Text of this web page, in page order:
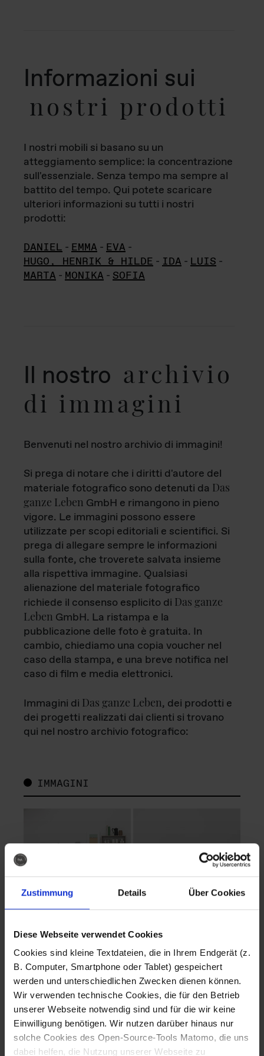
Zustimmung Details Über Cookies
Diese Webseite verwendet Cookies
Cookies sind kleine Textdateien, die in Ihrem Endgerät (z.
B. Computer, Smartphone oder Tablet) gespeichert
werden und unterschiedlichen Zwecken dienen können.
Wir verwenden technische Cookies, die für den Betrieb
unserer Webseite notwendig sind und für die wir keine
Einwilligung benötigen. Wir nutzen darüber hinaus nur
solche Cookies des Open-Source-Tools Matomo, die uns
dabei helfen, die Nutzung unserer Webseite zu
Informazioni sui
nostri prodotti
I nostri mobili si basano su un
atteggiamento semplice: la concentrazione
sull'essenziale. Senza tempo ma sempre al
battito del tempo. Qui potete scaricare
ulteriori informazioni su tutti i nostri
prodotti:
DANIEL - EMMA - EVA -
HUGO, HENRIK & HILDE - IDA - LUIS -
MARTA - MONIKA - SOFIA
Il nostro archivio
di immagini
Benvenuti nel nostro archivio di immagini!
Si prega di notare che i diritti d'autore del
materiale fotografico sono detenuti da Das
ganze Leben GmbH e rimangono in pieno
vigore. Le immagini possono essere
utilizzate per scopi editoriali e scientifici. Si
prega di allegare sempre le informazioni
sulla fonte, che troverete salvata insieme
alla rispettiva immagine. Qualsiasi
alienazione del materiale fotografico
richiede il consenso esplicito di Das ganze
Leben GmbH. La ristampa e la
pubblicazione delle foto è gratuita. In
cambio, chiediamo una copia voucher nel
caso della stampa, e una breve notifica nel
caso di film e media elettronici.
Immagini di Das ganze Leben, dei prodotti e
dei progetti realizzati dai clienti si trovano
qui nel nostro archivio fotografico:
IMMAGINI
Fotografo: Lorenz
Sternbach
Download
Fotografo: Lorenz
Sternbach
Download